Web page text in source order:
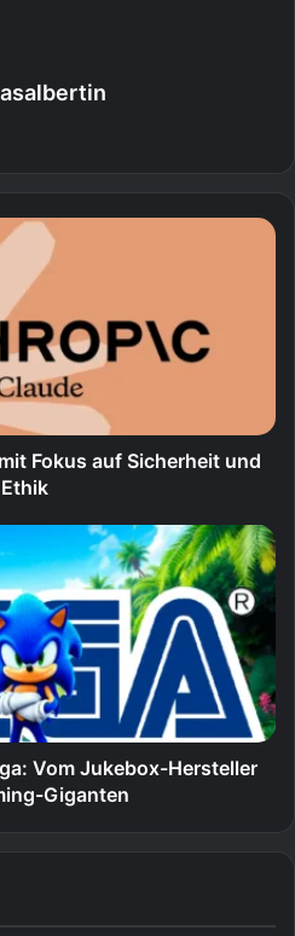
Fokus auf Sicherheit und
Ethik
Vom Jukebox-Hersteller
Giganten